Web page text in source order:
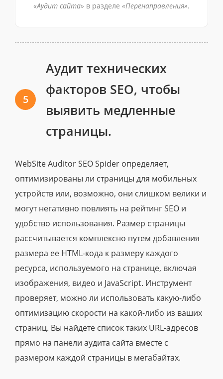
«Аудит сайта» в разделе «Перенаправления».
5
Аудит технических
факторов SEO, чтобы
выявить медленные
страницы.
WebSite Auditor SEO Spider определяет,
оптимизированы ли страницы для мобильных
устройств или, возможно, они слишком велики и
могут негативно повлиять на рейтинг SEO и
удобство использования. Размер страницы
рассчитывается комплексно путем добавления
размера ее HTML-кода к размеру каждого
ресурса, используемого на странице, включая
изображения, видео и JavaScript. Инструмент
проверяет, можно ли использовать какую-либо
оптимизацию скорости на какой-либо из ваших
страниц. Вы найдете список таких URL-адресов
прямо на панели аудита сайта вместе с
размером каждой страницы в мегабайтах.